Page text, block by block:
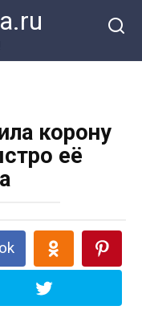
корону
её